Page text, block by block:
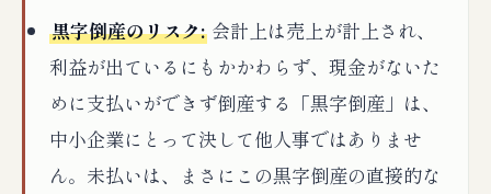
黒字倒産のリスク: 会計上は売上が計上され、
利益が出ているにもかかわらず、現金がないた
めに支払いができず倒産する「黒字倒産」は、
中小企業にとって決して他人事ではありませ
ん。未払いは、まさにこの黒字倒産の直接的な